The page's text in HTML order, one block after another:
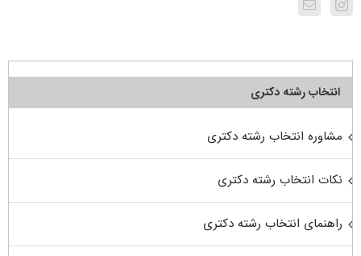
انتخاب رشته دکتری
مشاوره انتخاب رشته دکتری
نکات انتخاب رشته دکتری
راهنمای انتخاب رشته دکتری